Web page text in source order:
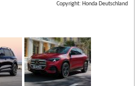
Copyright: Honda Deutschland